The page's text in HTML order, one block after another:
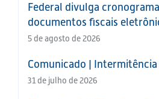
Federal divulga
documentos fiscais
5 de agosto de 2026
Comunicado | Intermitência
31 de julho de 2026